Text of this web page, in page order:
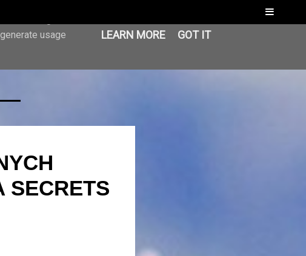
Menu
SECRETS
user-agent
usage
LEARN MORE GOT IT